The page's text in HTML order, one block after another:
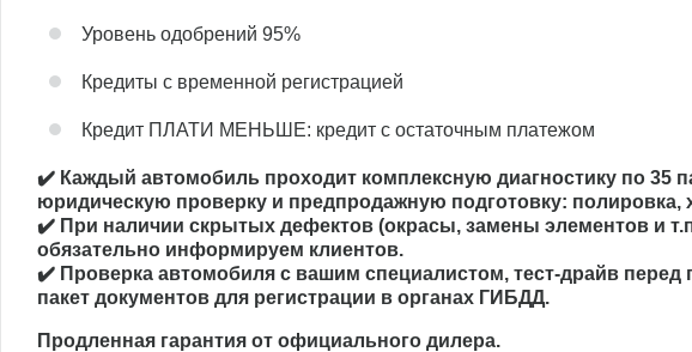
Уровень одобрений 95%
Кредиты с временной регистрацией
Кредит ПЛАТИ МЕНЬШЕ: кредит с остаточным платежом
✔️ Каждый автомобиль проходит комплексную диагностику по 35
юридическую проверку и предпродажную подготовку: полировка,
✔️ При наличии скрытых дефектов (окрасы, замены элементов и
обязательно информируем клиентов.
✔️ Проверка автомобиля с вашим специалистом, тест-драйв перед
пакет документов для регистрации в органах ГИБДД.
Продленная гарантия от официального дилера.